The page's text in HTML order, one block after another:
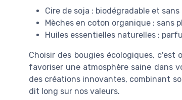
Cire de soja : biodégradable et
Mèches en coton organique : sans
Huiles essentielles naturelles :
Choisir des bougies écologiques,
favoriser une atmosphère saine dans
des créations innovantes, combinant
dit long sur nos valeurs.